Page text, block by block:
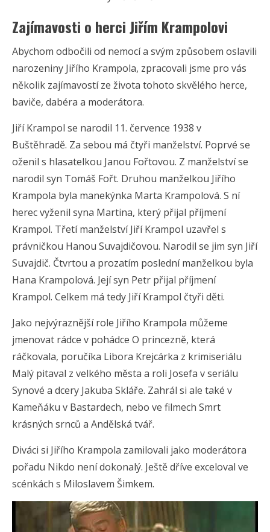
Zajímavosti o herci Jiřím Krampolovi
Abychom odbočili od nemocí a svým způsobem oslavili
narozeniny Jiřího Krampola, zpracovali jsme pro vás
několik zajímavostí ze života tohoto skvělého herce,
baviče, dabéra a moderátora.
Jiří Krampol se narodil 11. července 1938 v
Buštěhradě. Za sebou má čtyři manželství. Poprvé se
oženil s hlasatelkou Janou Fořtovou. Z manželství se
narodil syn Tomáš Fořt. Druhou manželkou Jiřího
Krampola byla manekýnka Marta Krampolová. S ní
herec vyženil syna Martina, který přijal příjmení
Krampol. Třetí manželství Jiří Krampol uzavřel s
právničkou Hanou Suvajdičovou. Narodil se jim syn Jiří
Suvajdič. Čtvrtou a prozatím poslední manželkou byla
Hana Krampolová. Její syn Petr přijal příjmení
Krampol. Celkem má tedy Jiří Krampol čtyři děti.
Jako nejvýraznější role Jiřího Krampola můžeme
jmenovat rádce v pohádce O princezně, která
ráčkovala, poručíka Libora Krejcárka z krimiseriálu
Malý pitaval z velkého města a roli Josefa v seriálu
Synové a dcery Jakuba Skláře. Zahrál si ale také v
Kameňáku v Bastardech, nebo ve filmech Smrt
krásných srnců a Andělská tvář.
Diváci si Jiřího Krampola zamilovali jako moderátora
pořadu Nikdo není dokonalý. Ještě dříve exceloval ve
scénkách s Miloslavem Šimkem.